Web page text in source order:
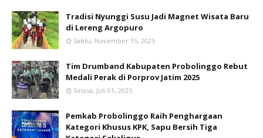
Tradisi Nyunggi Susu Jadi Magnet Wisata Baru
di Lereng Argopuro
Sabtu, November 15, 2025
Tim Drumband Kabupaten Probolinggo Rebut
Medali Perak di Porprov Jatim 2025
Selasa, Juli 01, 2025
Pemkab Probolinggo Raih Penghargaan
Kategori Khusus KPK, Sapu Bersih Tiga